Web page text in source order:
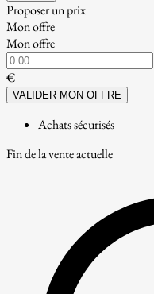
Proposer un prix
Mon offre
Mon offre
€
VALIDER MON OFFRE
Achats sécurisés
Fin de la vente actuelle